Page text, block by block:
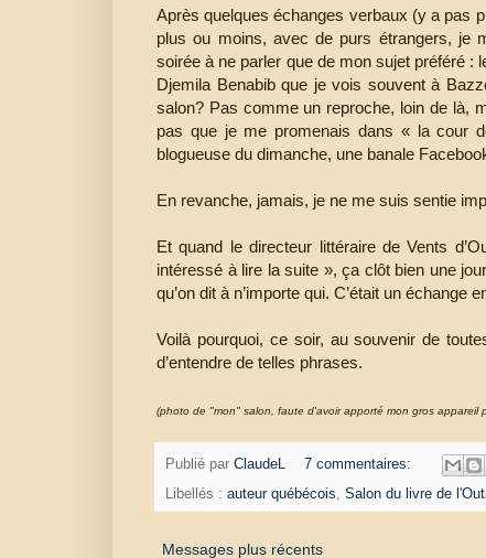
Après quelques échanges verbaux (y a pas
plus ou moins, avec de purs étrangers, je
soirée à ne parler que de mon sujet préféré :
Djemila Benabib que je vois souvent à
salon? Pas comme un reproche, loin de là,
pas que je me promenais dans « la cour
blogueuse du dimanche, une banale
En revanche, jamais, je ne me suis sentie
Et quand le directeur littéraire de Vents
intéressé à lire la suite », ça clôt bien une
qu’on dit à n’importe qui. C’était un échange
Voilà pourquoi, ce soir, au souvenir de
d’entendre de telles phrases.
(photo de "mon" salon, faute d'avoir apporté mon gros appareil
Publié par ClaudeL
7 commentaires:
Libellés : auteur québécois, Salon du livre de
Messages plus récents